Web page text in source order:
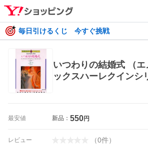
毎日引けるくじ 今すぐ挑戦
いつわりの結婚式 （エ
ックスハーレクインシ
最安値 新品： 550円
レビュー （0件）